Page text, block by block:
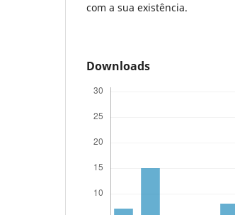
com a sua existência.
Downloads